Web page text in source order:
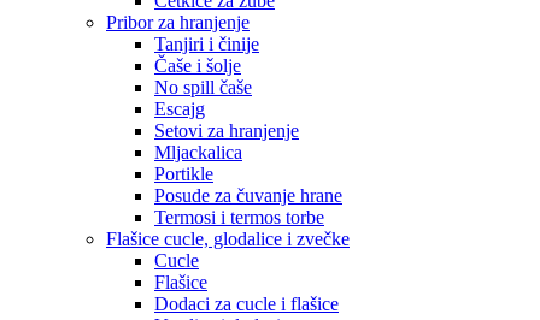
Pribor za hranjenje
Tanjiri i činije
Čaše i šolje
No spill čaše
Escajg
Setovi za hranjenje
Mljackalica
Portikle
Posude za čuvanje hrane
Termosi i termos torbe
Flašice cucle, glodalice i zvečke
Cucle
Flašice
Dodaci za cucle i flašice